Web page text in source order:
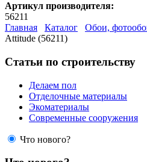
Артикул производителя:
56211
Главная
Каталог Обои,
Attitude (56211)
Статьи по строительству
Делаем пол
Отделочные материалы
Экоматериалы
Современные сооружения
Что нового?